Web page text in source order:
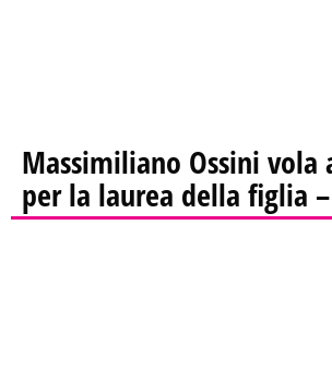
Massimiliano Ossini vola
per la laurea della figlia –